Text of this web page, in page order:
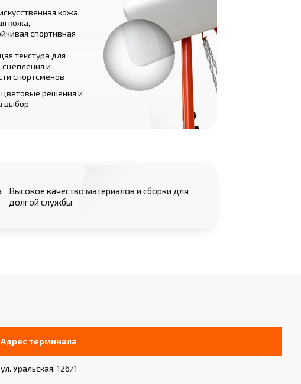
кожа,
кожа,
спортивная
текстура для
и
спортсменов
решения и
выбор
Высокое качество материалов и сборки для
долгой службы
Адрес терминала
ул. Уральская, 126/1